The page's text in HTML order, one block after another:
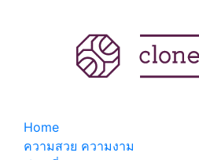
Home
ความสวย ความงาม